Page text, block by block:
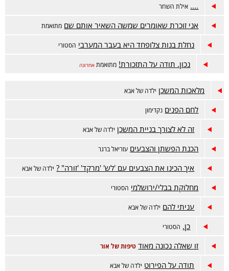
.... אילת השחר
אני זוכרת שאומרים שמשה השאיר אותם שם מתואמת
נחלת בנות צלופחד היא בעבר המערבי הסטורי
נכון. תודה על התזכורת! מתואמת אחרונה
מלאכות המשכן ילדה של אבא
לחם הפנים נקדימון
זה לא לצורך בניית המשכן ילדה של אבא
הכנת הפשתן והצבעים עזריאל ברגר
איך הכינו את הצבעים עם 'לש' 'מרקד' 'זורה" ? ילדה של אבא
מחלוקת בבלי/ירושלמי הסטורי
עניתי להם ילדה של אבא
כן. הסטורי
זו שאלה נכונה מאוד טיפות של אור
תודה על הפירוט ילדה של אבא